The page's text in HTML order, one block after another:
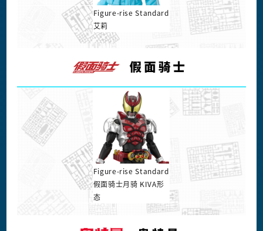
Figure-rise Standard
艾莉
Figure-rise Standard
假面骑士月骑 KIVA形
态